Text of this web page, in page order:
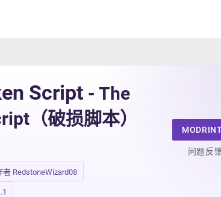
Script - The
（破损脚本）
者 RedstoneWizard08
问题反